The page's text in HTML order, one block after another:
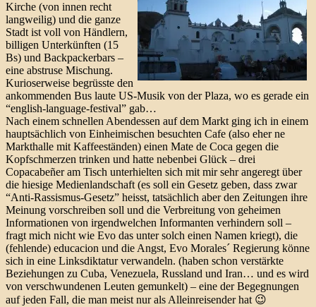
Kirche (von innen recht
langweilig) und die ganze
Stadt ist voll von Händlern,
billigen Unterkünften (15
Bs) und Backpackerbars –
eine abstruse Mischung.
Kurioserweise begrüsste den
ankommenden Bus laute US-Musik von der Plaza, wo es gerade ein
“english-language-festival” gab…
Nach einem schnellen Abendessen auf dem Markt ging ich in einem
hauptsächlich von Einheimischen besuchten Cafe (also eher ne
Markthalle mit Kaffeeständen) einen Mate de Coca gegen die
Kopfschmerzen trinken und hatte nebenbei Glück – drei
Copacabeñer am Tisch unterhielten sich mit mir sehr angeregt über
die hiesige Medienlandschaft (es soll ein Gesetz geben, dass zwar
“Anti-Rassismus-Gesetz” heisst, tatsächlich aber den Zeitungen ihre
Meinung vorschreiben soll und die Verbreitung von geheimen
Informationen von irgendwelchen Informanten verhindern soll –
fragt mich nicht wie Evo das unter solch einen Namen kriegt), die
(fehlende) educacion und die Angst, Evo Morales´ Regierung könne
sich in eine Linksdiktatur verwandeln. (haben schon verstärkte
Beziehungen zu Cuba, Venezuela, Russland und Iran… und es wird
von verschwundenen Leuten gemunkelt) – eine der Begegnungen
auf jeden Fall, die man meist nur als Alleinreisender hat 😉